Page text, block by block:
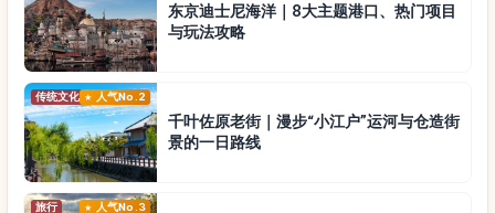
东京迪士尼海洋｜8大主题港口、热门项目
与玩法攻略
传统文化 人气No.2
千叶佐原老街｜漫步“小江户”运河与仓造街
景的一日路线
旅行 人气No.3